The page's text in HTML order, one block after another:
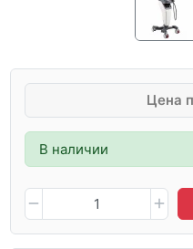
Цена
В наличии